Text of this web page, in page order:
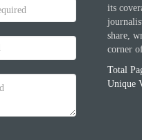
its
share,
corner
Total
Unique